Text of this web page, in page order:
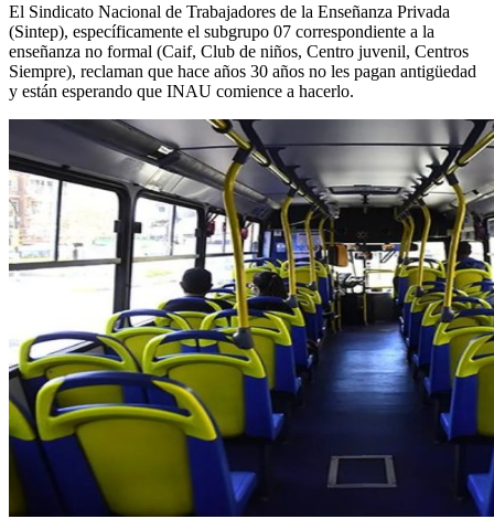
El Sindicato Nacional de Trabajadores de la Enseñanza Privada
(Sintep), específicamente el subgrupo 07 correspondiente a la
enseñanza no formal (Caif, Club de niños, Centro juvenil, Centros
Siempre), reclaman que hace años 30 años no les pagan antigüedad
y están esperando que INAU comience a hacerlo.